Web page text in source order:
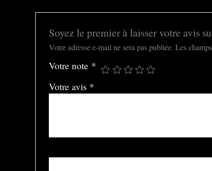
Soyez le premier à laisser votre avis
Votre adresse e-mail ne sera pas publiée. Les
Votre note *
Votre avis *